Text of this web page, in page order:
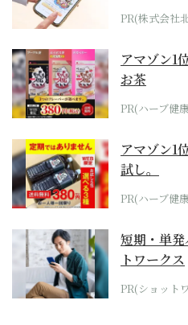
PR(株式会社
アマゾン1
お茶
PR(ハーブ健
アマゾン1
試し。
PR(ハーブ健
短期・単
トワークス
PR(ショット